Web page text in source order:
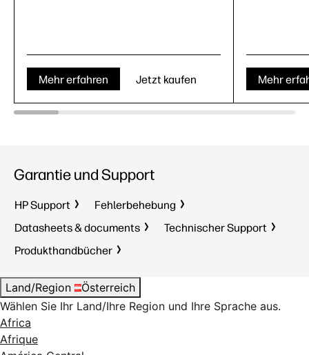
Mehr erfahren Jetzt kaufen Mehr
Garantie und Support
HP Support
Fehlerbehebung
Datasheets & documents
Technischer Support
Produkthandbücher
Land/Region
Österreich
Wählen Sie Ihr Land/Ihre Region und Ihre Sprache aus.
Africa
Afrique